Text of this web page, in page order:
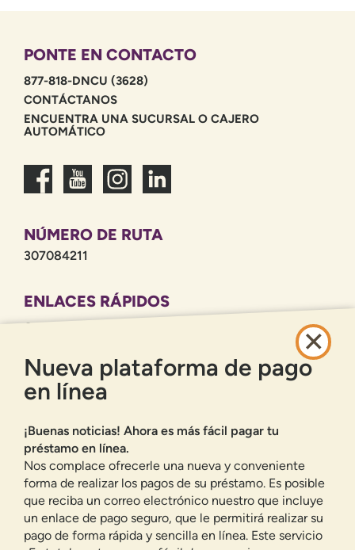
PONTE EN CONTACTO
877-818-DNCU (3628)
CONTÁCTANOS
ENCUENTRA UNA SUCURSAL O CAJERO
AUTOMÁTICO
NÚMERO DE RUTA
307084211
ENLACES RÁPIDOS
CARRERAS PROFESIONALES
MAPA DEL SITIO
ACCESO
INSCRIBIRSE
Ofrecemos a los residentes de Nuevo México cuentas corrientes,
cuentas de ahorro, préstamos para automóviles, hipotecas, préstamos
personales, tarjetas de crédito y muchos otros productos y servicios
bancarios.
Nueva plataforma de pago
en línea
¡Buenas noticias! Ahora es más fácil pagar tu
préstamo en línea.
Nos complace ofrecerle una nueva y conveniente
forma de realizar los pagos de su préstamo. Es posible
que reciba un correo electrónico nuestro que incluye
un enlace de pago seguro, que le permitirá realizar su
pago de forma rápida y sencilla en línea. Este servicio
Valoramos su privacidad. Utilizamos cookies e